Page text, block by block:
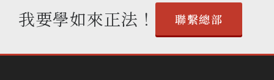
我要學如來正法！ 聯繫總部